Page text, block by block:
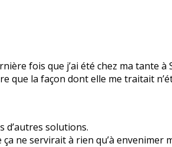
fois que j’ai été chez ma tante
que la façon dont elle me traitait
d’autres solutions.
ne servirait à rien qu’à envenimer